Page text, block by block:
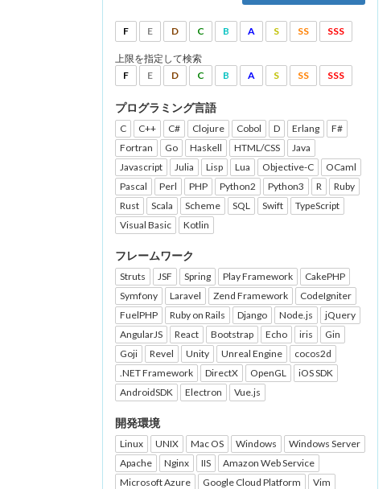
F E D C B A S SS SSS
上限を指定して検索
F
E D C B A S SS SSS
プログラミング言語
C C++ C# Clojure Cobol D Erlang
F#
Fortran
Go Haskell HTML/CSS
Java
Javascript
Julia Lisp Lua Objective-C
OCaml
Pascal
Perl PHP Python2 Python3 R
Ruby
Rust
Scala Scheme SQL Swift
TypeScript
Visual Basic
Kotlin
フレームワーク
Struts JSF Spring Play Framework
CakePHP
Symfony
Laravel Zend Framework
CodeIgniter
FuelPHP
Ruby on Rails Django Node.js
jQuery
AngularJS
React Bootstrap Echo iris
Gin
Goji
Revel Unity Unreal Engine
cocos2d
.NET Framework
DirectX OpenGL
iOS SDK
AndroidSDK
Electron Vue.js
開発環境
Linux UNIX Mac OS Windows
Windows Server
Apache
Nginx IIS
Amazon Web Service
Microsoft Azure
Google Cloud Platform
Vim